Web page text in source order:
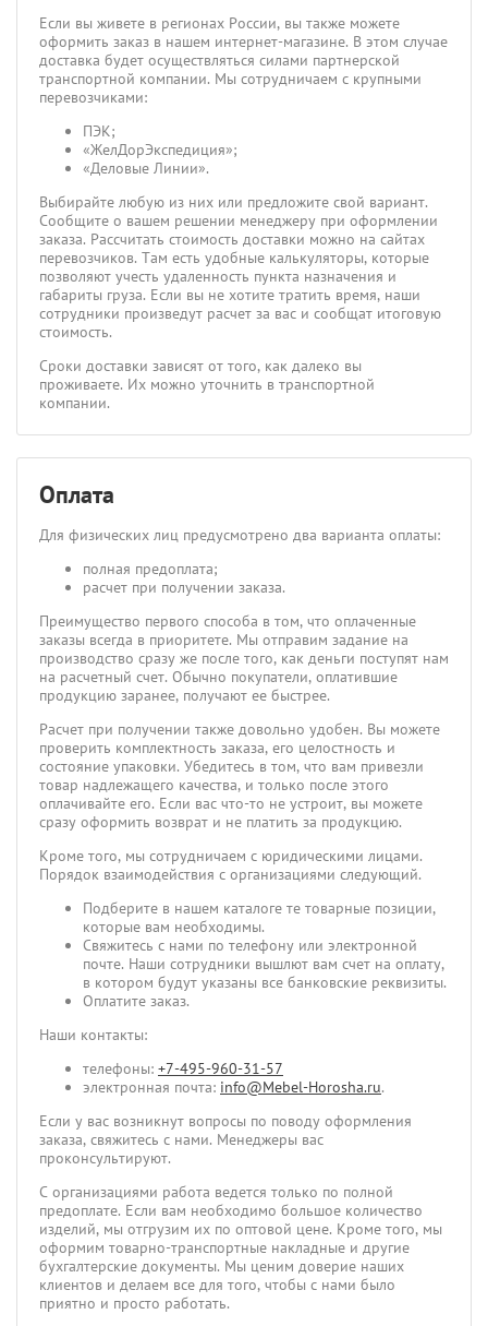
Если вы живете в регионах России, вы также можете
оформить заказ в нашем интернет-магазине. В этом случае
доставка будет осуществляться силами партнерской
транспортной компании. Мы сотрудничаем с крупными
перевозчиками:
ПЭК;
«ЖелДорЭкспедиция»;
«Деловые Линии».
Выбирайте любую из них или предложите свой вариант.
Сообщите о вашем решении менеджеру при оформлении
заказа. Рассчитать стоимость доставки можно на сайтах
перевозчиков. Там есть удобные калькуляторы, которые
позволяют учесть удаленность пункта назначения и
габариты груза. Если вы не хотите тратить время, наши
сотрудники произведут расчет за вас и сообщат итоговую
стоимость.
Сроки доставки зависят от того, как далеко вы
проживаете. Их можно уточнить в транспортной
компании.
Оплата
Для физических лиц предусмотрено два варианта оплаты:
полная предоплата;
расчет при получении заказа.
Преимущество первого способа в том, что оплаченные
заказы всегда в приоритете. Мы отправим задание на
производство сразу же после того, как деньги поступят нам
на расчетный счет. Обычно покупатели, оплатившие
продукцию заранее, получают ее быстрее.
Расчет при получении также довольно удобен. Вы можете
проверить комплектность заказа, его целостность и
состояние упаковки. Убедитесь в том, что вам привезли
товар надлежащего качества, и только после этого
оплачивайте его. Если вас что-то не устроит, вы можете
сразу оформить возврат и не платить за продукцию.
Кроме того, мы сотрудничаем с юридическими лицами.
Порядок взаимодействия с организациями следующий.
Подберите в нашем каталоге те товарные позиции,
которые вам необходимы.
Свяжитесь с нами по телефону или электронной
почте. Наши сотрудники вышлют вам счет на оплату,
в котором будут указаны все банковские реквизиты.
Оплатите заказ.
Наши контакты:
телефоны: +7-495-960-31-57
электронная почта: info@Mebel-Horosha.ru.
Если у вас возникнут вопросы по поводу оформления
заказа, свяжитесь с нами. Менеджеры вас
проконсультируют.
С организациями работа ведется только по полной
предоплате. Если вам необходимо большое количество
изделий, мы отгрузим их по оптовой цене. Кроме того, мы
оформим товарно-транспортные накладные и другие
бухгалтерские документы. Мы ценим доверие наших
клиентов и делаем все для того, чтобы с нами было
приятно и просто работать.